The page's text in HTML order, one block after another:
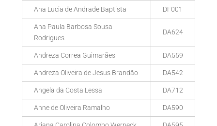
Ana Lucia de Andrade Baptista DF001
Ana Paula Barbosa Sousa
Rodrigues
DA624
Andreza Correa Guimarães DA559
Andreza Oliveira de Jesus Brandão DA542
Angela da Costa Lessa DA712
Anne de Oliveira Ramalho DA590